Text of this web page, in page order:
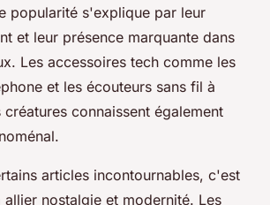
popularité s'explique par leur
et leur présence marquante dans
Les accessoires tech comme les
et les écouteurs sans fil à
connaissent également
articles incontournables, c'est
allier nostalgie et modernité. Les